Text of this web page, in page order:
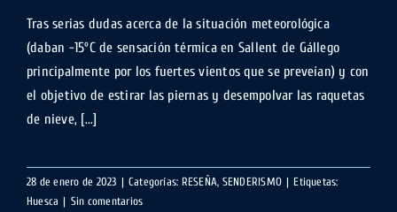
Tras serias dudas acerca de la situación meteorológica
(daban -15ºC de sensación térmica en Sallent de Gállego
principalmente por los fuertes vientos que se preveían) y con
el objetivo de estirar las piernas y desempolvar las raquetas
de nieve, [...]
28 de enero de 2023 | Categorías: RESEÑA, SENDERISMO | Etiquetas:
Huesca | Sin comentarios